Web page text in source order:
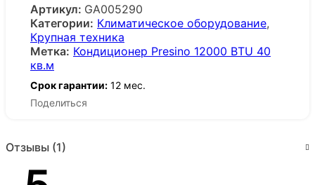
Артикул: GA005290
Категории: Климатическое оборудование,
Крупная техника
Метка: Кондиционер Presino 12000 BTU 40
кв.м
Срок гарантии: 12 мес.
Поделиться
Отзывы (1)